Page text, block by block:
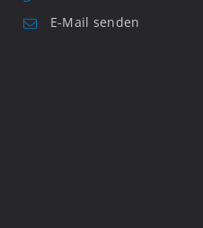
E-Mail senden